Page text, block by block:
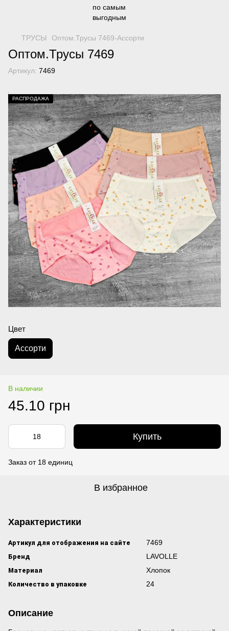
ТРУСЫ Оптом.Трусы 7469-Ассорти
Оптом.Трусы 7469
Артикул: 7469
РАСПРОДАЖА
Цвет
Асcорти
В наличии
45.10 грн
Купить
Заказ от 18 единиц
В избранное
Характеристики
Артикул для отображения на сайте 7469
Бренд LAVOLLE
Материал Хлопок
Количество в упаковке 24
Описание